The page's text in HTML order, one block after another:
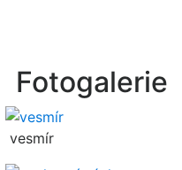
Fotogalerie
vesmír